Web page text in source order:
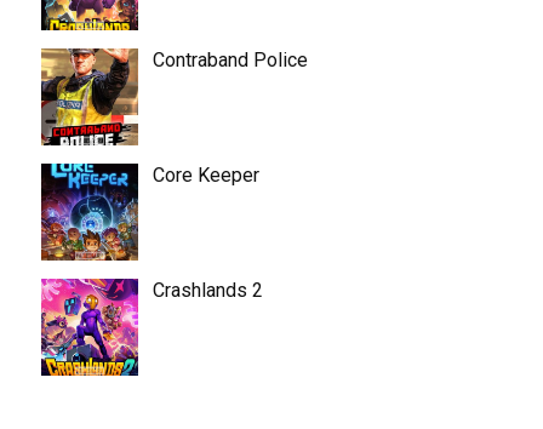
Contraband Police
Core Keeper
Crashlands 2